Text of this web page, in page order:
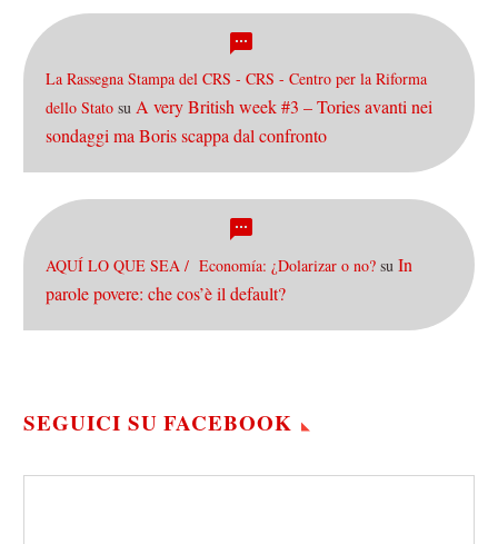
La Rassegna Stampa del CRS - CRS - Centro per la Riforma
dello Stato su A very British week #3 – Tories avanti nei
sondaggi ma Boris scappa dal confronto
AQUÍ LO QUE SEA / Economía: ¿Dolarizar o no? su In
parole povere: che cos’è il default?
SEGUICI SU FACEBOOK